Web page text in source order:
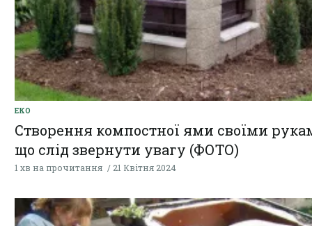
ЕКО
Створення компостної ями своїми
що слід звернути увагу (ФОТО)
1 хв на прочитання 21 Квітня 2024